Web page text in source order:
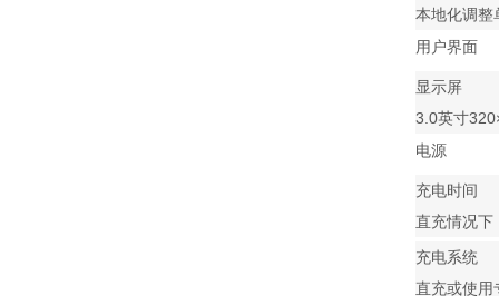
本地化调整
用户界面
显示屏
3.0英寸
电源
充电时间
直充情况下
充电系统
直充或使用